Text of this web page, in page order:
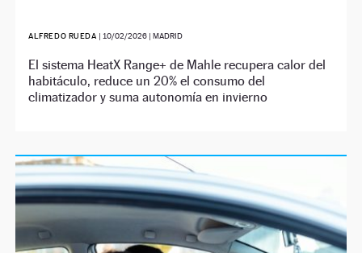
ALFREDO RUEDA | 10/02/2026| MADRID
El sistema HeatX Range+ de Mahle recupera calor del
habitáculo, reduce un 20% el consumo del
climatizador y suma autonomía en invierno